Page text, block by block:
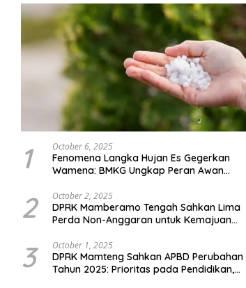
1 October 6, 2025
Fenomena Langka Hujan Es Gegerkan
Wamena: BMKG Ungkap Peran Awan
Ekstrem Peralihan Musim
2 October 2, 2025
DPRK Mamberamo Tengah Sahkan Lima
Perda Non-Anggaran untuk Kemajuan
3 October 1, 2025
DPRK Mamteng Sahkan APBD Perubahan
Tahun 2025: Prioritas pada Pendidikan,